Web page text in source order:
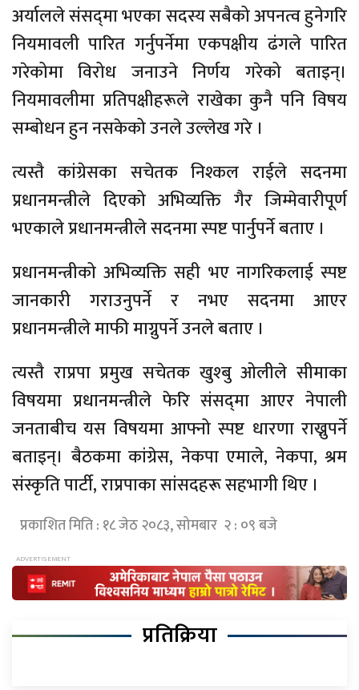
अर्यालले संसद्‌मा भएका सदस्य सबैको अपनत्व हुनेगरि
नियमावली पारित गर्नुपर्नेमा एकपक्षीय ढंगले पारित
गरेकोमा विरोध जनाउने निर्णय गरेको बताइन्।
नियमावलीमा प्रतिपक्षीहरूले राखेका कुनै पनि विषय
सम्बोधन हुन नसकेको उनले उल्लेख गरे ।
त्यस्तै कांग्रेसका सचेतक निश्कल राईले सदनमा
प्रधानमन्त्रीले दिएको अभिव्यक्ति गैर जिम्मेवारीपूर्ण
भएकाले प्रधानमन्त्रीले सदनमा स्पष्ट पार्नुपर्ने बताए ।
प्रधानमन्त्रीको अभिव्यक्ति सही भए नागरिकलाई स्पष्ट
जानकारी गराउनुपर्ने र नभए सदनमा आएर
प्रधानमन्त्रीले माफी माग्नुपर्ने उनले बताए ।
त्यस्तै राप्रपा प्रमुख सचेतक खुश्बु ओलीले सीमाका
विषयमा प्रधानमन्त्रीले फेरि संसद्‌मा आएर नेपाली
जनताबीच यस विषयमा आफ्नो स्पष्ट धारणा राख्नुपर्ने
बताइन्। बैठकमा कांग्रेस, नेकपा एमाले, नेकपा, श्रम
संस्कृति पार्टी, राप्रपाका सांसदहरू सहभागी थिए ।
प्रकाशित मिति : १८ जेठ २०८३, सोमबार २ : ०९ बजे
प्रतिक्रिया